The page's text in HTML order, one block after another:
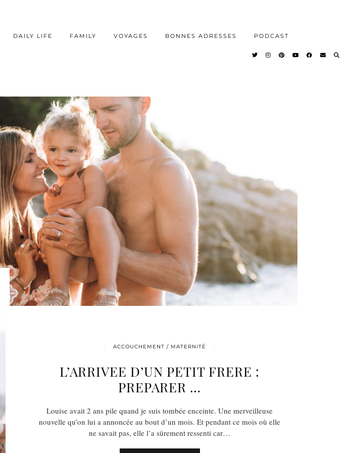
DAILY LIFE FAMILY VOYAGES BONNES ADRESSES PODCAST
ACCOUCHEMENT / MATERNITÉ
L’ARRIVEE D’UN PETIT FRERE :
PREPARER …
Louise avait 2 ans pile quand je suis tombée enceinte. Une merveilleuse
nouvelle qu’on lui a annoncée au bout d’un mois. Et pendant ce mois où elle
ne savait pas, elle l’a sûrement ressenti car…